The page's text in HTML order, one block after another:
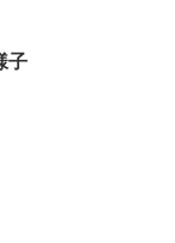
子